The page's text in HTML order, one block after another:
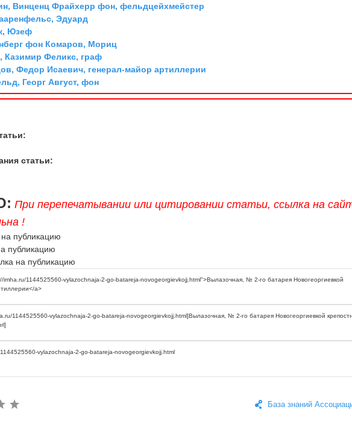
Винценц Фрайхерр фон, фельдцейхмейстер
Эдуард
Юзеф
фон Комаров, Мориц
Казимир Феликс, граф
Федор Исаевич, генерал-майор артиллерии
Георг Август, фон
статьи:
При перепечатывании или цитировании статьи, ссылка на
!
публикацию
публикацию
на публикацию
База знаний